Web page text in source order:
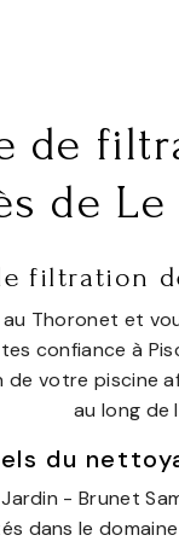
de
de
filtration
au Thoronet et
confiance à
votre piscine
au long de
du
- Brunet
dans le